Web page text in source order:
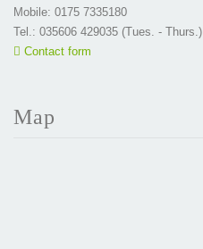
Mobile: 0175 7335180
Tel.: 035606 429035 (Tues. - Thurs.)
Contact form
Map